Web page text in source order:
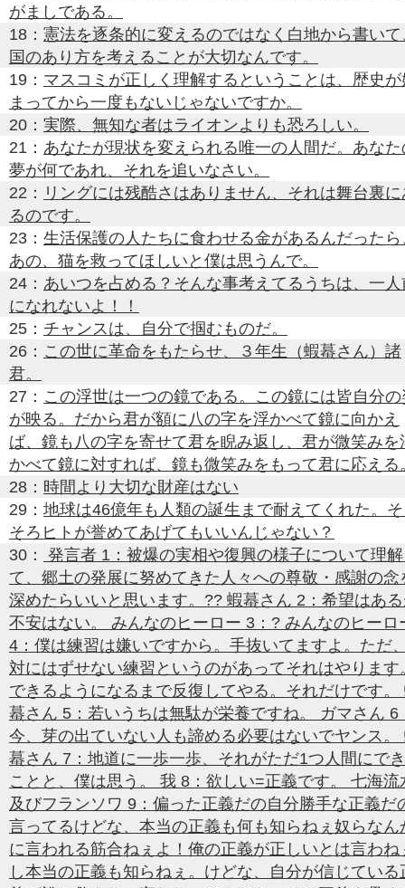
がましである。
18： 憲法を逐条的に変えるのではなく白地から書いて
国のあり方を考えることが大切なんです。
19： マスコミが正しく理解するということは、歴史が
まってから一度もないじゃないですか。
20： 実際、無知な者はライオンよりも恐ろしい。
21： あなたが現状を変えられる唯一の人間だ。あなた
夢が何であれ、それを追いなさい。
22： リングには残酷さはありません、それは舞台裏に
るのです。
23： 生活保護の人たちに食わせる金があるんだったら
あの、猫を救ってほしいと僕は思うんで。
24： あいつを占める？そんな事考えてるうちは、一人
になれないよ！！
25： チャンスは、自分で掴むものだ。
26： この世に革命をもたらせ、３年生（蝦蟇さん）諸
君。
27： この浮世は一つの鏡である。この鏡には皆自分の
が映る。だから君が額に八の字を浮かべて鏡に向かえ
ば、鏡も八の字を寄せて君を睨み返し、君が微笑みを
かべて鏡に対すれば、鏡も微笑みをもって君に応える
28： 時間より大切な財産はない
29： 地球は46億年も人類の誕生まで耐えてくれた。
そろヒトが誉めてあげてもいいんじゃない？
30：
発言者 1：被爆の実相や復興の様子について理
て、郷土の発展に努めてきた人々への尊敬・感謝の念
深めたらいいと思います。?? 蝦蟇さん 2：希望はあ
不安はない。 みんなのヒーロー 3：? みんなのヒーロ
4：僕は練習は嫌いですから。手抜いてますよ。ただ
対にはずせない練習というのがあってそれはやります
できるようになるまで反復してやる。それだけです。
蟇さん 5：若いうちは無駄が栄養ですね。 ガマさん 6
今、芽の出ていない人も諦める必要はないでヤンス。
蟇さん 7：地道に一歩一歩、それがただ1つ人間にで
ことと、僕は思う。 我 8：欲しい=正義です。 七海流
及びフランソワ 9：偏った正義だの自分勝手な正義だ
言ってるけどな、本当の正義も何も知らねぇ奴らなん
に言われる筋合ねぇよ！俺の正義が正しいとは言わね
し本当の正義も知らねぇ。けどな、自分が信じている